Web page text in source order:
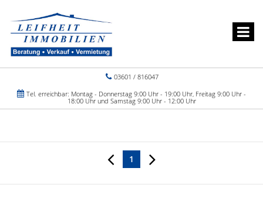
03601 / 816047
Tel. erreichbar: Montag - Donnerstag 9:00 Uhr - 19:00 Uhr, Freitag 9:00 Uhr -
18:00 Uhr und Samstag 9:00 Uhr - 12:00 Uhr
1